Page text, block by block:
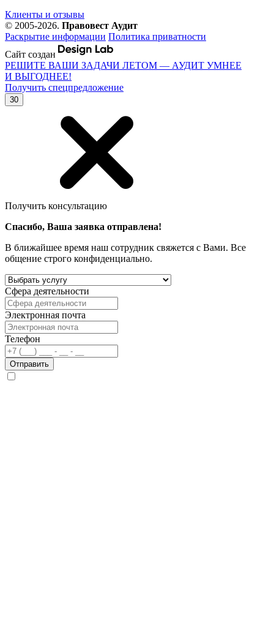
Клиенты и отзывы
© 2005-2026. Правовест Аудит
Раскрытие информации Политика приватности
Сайт создан
РЕШИТЕ ВАШИ ЗАДАЧИ ЛЕТОМ — АУДИТ УМНЕЕ
И ВЫГОДНЕЕ!
Получить спецпредложение
30
Получить консультацию
Спасибо, Ваша заявка отправлена!
В ближайшее время наш сотрудник свяжется с Вами. Все
общение строго конфиденциально.
Сфера деятельности
Электронная почта
Телефон
Отправить